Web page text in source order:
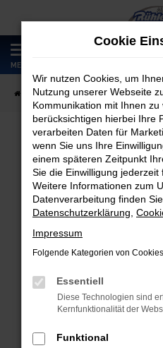
Zum
Hauptinhalt
springen
MENÜ
Startseite Fahrzeugangebote
Fehler: Network
Beim Laden ist ein
Hier sind ein paar
Überprüfe deine
Laden andere
Cookie
Wir nutzen Cookies, um
Nutzung unserer Webseite
Kommunikation mit Ihnen
berücksichtigen hierbei Ihre
verarbeiten Daten für
wenn Sie uns Ihre
einem späteren Zeitpunkt
Sie die Einwilligung jederzeit
Weitere Informationen zum
Datenverarbeitung finden
Datenschutzerklärung
Impressum
Folgende Kategorien von
Essentiell
Diese Technologien sind
Kernfunktionalität der
Funktional